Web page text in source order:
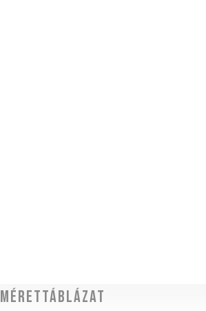
Mérettáblázat